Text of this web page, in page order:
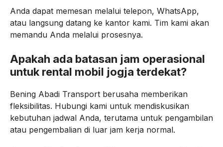
Anda dapat memesan melalui telepon, WhatsApp,
atau langsung datang ke kantor kami. Tim kami akan
memandu Anda melalui prosesnya.
Apakah ada batasan jam operasional
untuk rental mobil jogja terdekat?
Bening Abadi Transport berusaha memberikan
fleksibilitas. Hubungi kami untuk mendiskusikan
kebutuhan jadwal Anda, terutama untuk pengambilan
atau pengembalian di luar jam kerja normal.